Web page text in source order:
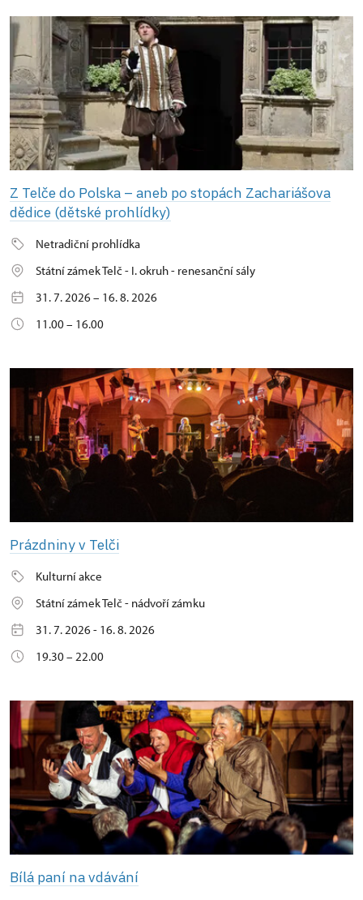
Z Telče do Polska – aneb po stopách Zachariášova
dědice (dětské prohlídky)
Netradiční prohlídka
Státní zámek Telč - I. okruh - renesanční sály
31. 7. 2026 – 16. 8. 2026
11.00 – 16.00
Prázdniny v Telči
Kulturní akce
Státní zámek Telč - nádvoří zámku
31. 7. 2026 - 16. 8. 2026
19.30 – 22.00
Bílá paní na vdávání